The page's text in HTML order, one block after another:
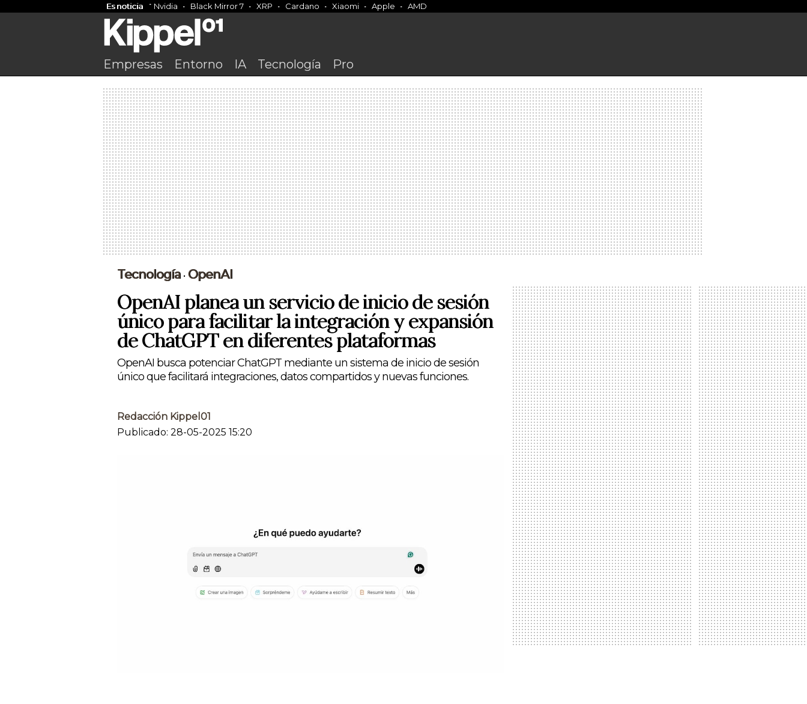
Es noticia Nvidia Black Mirror 7 XRP Cardano Xiaomi Apple AMD
Empresas Entorno IA Tecnología Pro
Tecnología • OpenAI
OpenAI planea un servicio de inicio de sesión
único para facilitar la integración y expansión
de ChatGPT en diferentes plataformas
OpenAI busca potenciar ChatGPT mediante un sistema de inicio de sesión
único que facilitará integraciones, datos compartidos y nuevas funciones.
Redacción Kippel01
Publicado: 28-05-2025 15:20